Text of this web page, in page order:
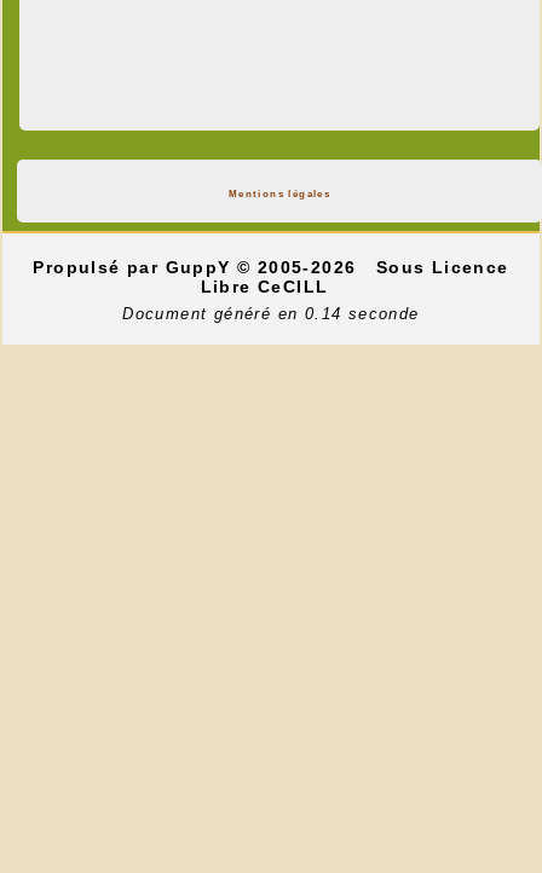
Mentions légales
Propulsé par GuppY© 2005-2026
Sous Licence
Libre CeCILL
Document généré en 0.14 seconde